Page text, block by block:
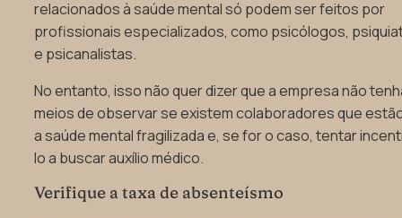
relacionados à saúde mental só podem ser feitos por
profissionais especializados, como psicólogos,
e psicanalistas.
No entanto, isso não quer dizer que a empresa não
meios de observar se existem colaboradores que
a saúde mental fragilizada e, se for o caso, tentar
lo a buscar auxílio médico.
Verifique a taxa de absenteísmo